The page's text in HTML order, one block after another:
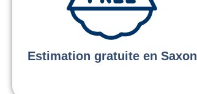
Estimation gratuite en Saxon